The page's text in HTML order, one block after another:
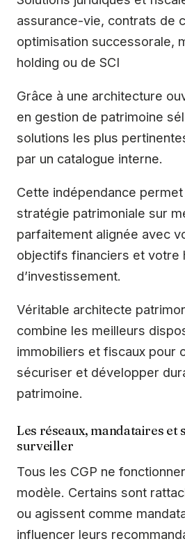
assurance-vie, contrats de
optimisation successorale,
holding ou de SCI
Grâce à une architecture
en gestion de patrimoine
solutions les plus
par un catalogue interne.
Cette indépendance
stratégie patrimoniale sur
parfaitement alignée avec
objectifs financiers et votre
d’investissement.
Véritable architecte
combine les meilleurs
immobiliers et fiscaux pour
sécuriser et développer
patrimoine.
Les réseaux, mandataires et
surveiller
Tous les CGP ne
modèle. Certains sont
ou agissent comme
influencer leurs